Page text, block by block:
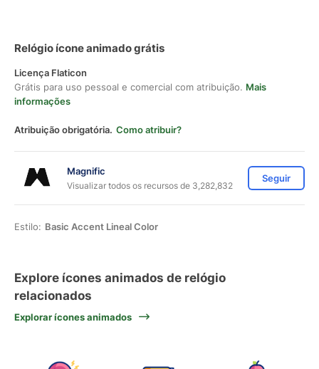
Relógio ícone animado grátis
Licença Flaticon
Grátis para uso pessoal e comercial com atribuição. Mais
informações
Atribuição obrigatória. Como atribuir?
Magnific
Visualizar todos os recursos de 3,282,832
Seguir
Estilo: Basic Accent Lineal Color
Explore ícones animados de relógio
relacionados
Explorar ícones animados